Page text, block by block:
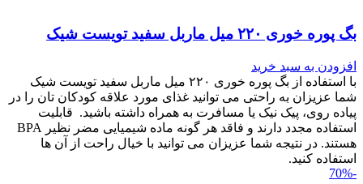
بگ پوره خوری ۲۲۰ میل ماربل سفید تویست شیک
افزودن به سبد خرید
با استفاده از بگ پوره خوری ۲۲۰ میل ماربل سفید تویست شیک
شما عزیزان به راحتی می توانید غذای مورد علاقه کودکان تان را در
پیاده روی، پیک نیک یا مسافرت به همراه داشته باشید. قابلیت
استفاده مجدد دارند و فاقد هر گونه ماده شیمیایی مضر نظیر BPA
هستند. در نتیجه شما عزیزان می توانید با خیال راحت از آن ها
استفاده کنید.
-70%